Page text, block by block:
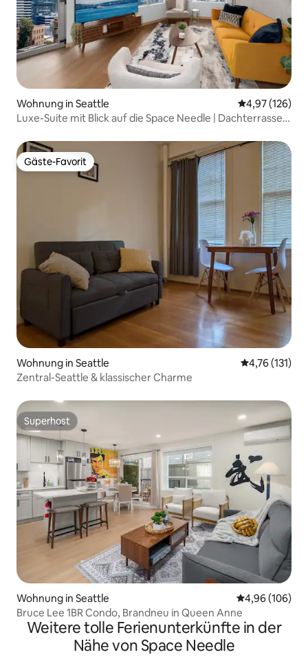
Wohnung in Seattle
4,97 (126)
Luxe-Suite mit Blick auf die Space Needle | Dachterrasse |
Gäste-Favorit
Gäste-Favorit
Wohnung in Seattle
4,76 (131)
Zentral-Seattle & klassischer Charme
Superhost
Superhost
Wohnung in Seattle
4,96 (106)
Bruce Lee 1BR Condo, Brandneu in Queen Anne
Weitere tolle Ferienunterkünfte in der
Nähe von Space Needle